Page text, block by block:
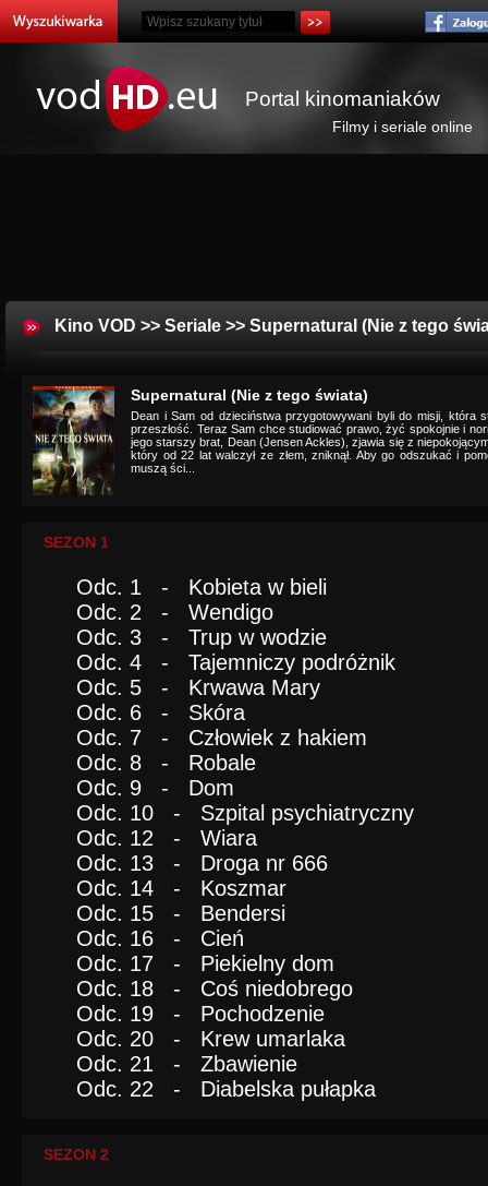
Portal kinomaniaków
Filmy i seriale online
Kino VOD >> Seriale >> Supernatural (Nie z tego
Supernatural (Nie z tego świata)
Dean i Sam od dzieciństwa przygotowywani byli do misji, która
przeszłość. Teraz Sam chce studiować prawo, żyć spokojnie i
jego starszy brat, Dean (Jensen Ackles), zjawia się z
który od 22 lat walczył ze złem, zniknął. Aby go odszukać i
muszą ści...
SEZON 1
Odc. 1 - Kobieta w bieli
Odc. 2 - Wendigo
Odc. 3 - Trup w wodzie
Odc. 4 - Tajemniczy podróżnik
Odc. 5 - Krwawa Mary
Odc. 6 - Skóra
Odc. 7 - Człowiek z hakiem
Odc. 8 - Robale
Odc. 9 - Dom
Odc. 10 - Szpital psychiatryczny
Odc. 12 - Wiara
Odc. 13 - Droga nr 666
Odc. 14 - Koszmar
Odc. 15 - Bendersi
Odc. 16 - Cień
Odc. 17 - Piekielny dom
Odc. 18 - Coś niedobrego
Odc. 19 - Pochodzenie
Odc. 20 - Krew umarlaka
Odc. 21 - Zbawienie
Odc. 22 - Diabelska pułapka
SEZON 2